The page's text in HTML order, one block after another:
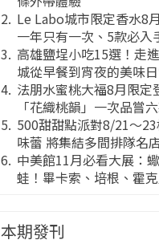
Le Labo城市限定香水8
一年只有一次、5款必入
高雄鹽埕小吃15選！走
城從早餐到宵夜的美味
法朋水蜜桃大福8月限定
「花織桃韻」一次品嘗
桃花果大福
500甜甜點派對8/21～
味蕾 將集結多間排隊名
感創意的舞台
中美館11月必看大展：
蛙！畢卡索、培根、霍
本期發刊